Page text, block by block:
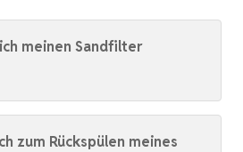
meinen Sandfilter
zum Rückspülen meines